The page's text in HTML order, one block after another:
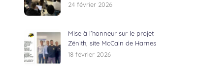
24 février 2026
Mise à l’honneur sur le projet
Zénith, site McCain de Harnes
18 février 2026